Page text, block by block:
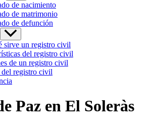
de nacimiento
de matrimonio
de defunción
sirve un registro civil
del registro civil
de un registro civil
registro civil
Paz en El Soleràs